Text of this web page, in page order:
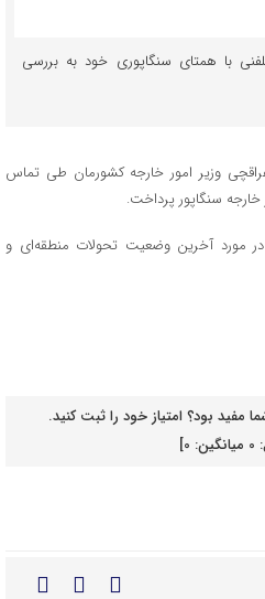
با همتای سنگاپوری خود به بررسی
وزیر امور خارجه کشورمان طی تماس
خارجه سنگاپور پرداخت.
مورد آخرین وضعیت تحولات منطقه‌ای و
مفید بود؟ امتیاز خود را ثبت کنید.
0میانگین: 0
]